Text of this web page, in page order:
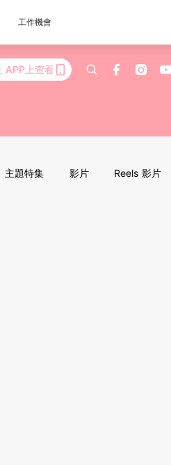
工作機會
APP上查看
主題特集 影片 Reels 影片